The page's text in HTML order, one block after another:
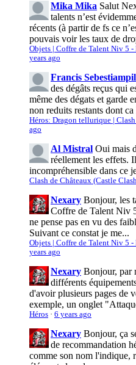
Mika Mika Salut
talents n’est
récents (à partir de fs ce
pouvais voir les taux de
Objets | Coffre de Talent Niv 5
years ago
Francis
des dégâts reçus qui
même des dégats et garde
non reduits restants dont
Héros: Dragon tellurique |
ago
Al Mistral Oui mais
réellement les effets.
incompréhensible dans ce
Clash de Châteaux (Castle
Nexary Bonjour, les
Coffre de Talent Niv
ne pense pas en vu des
Suivant ce constat je me...
Objets | Coffre de Talent Niv 5
years ago
Nexary Bonjour, par
différents
d'avoir plusieurs pages de
exemple, un onglet
Héros · 6 years ago
Nexary Bonjour, ça
de recommandation
comme son nom l'indique,